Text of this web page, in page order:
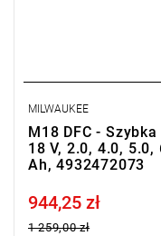
MILWAUKEE
M18 DFC -
18 V, 2.0, 4.0,
Ah, 4932472073
Price tax included
944,25 zł
1 259,00 zł